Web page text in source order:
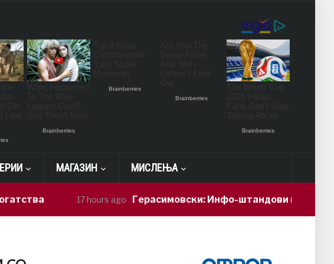
МАГАЗИН МИСЛЕЊА
17 hours ago Герасимовски: Инфо-штандови и здравствени